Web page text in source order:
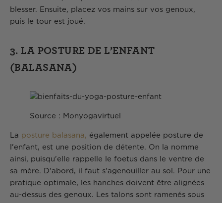
blesser. Ensuite, placez vos mains sur vos genoux,
puis le tour est joué.
3. LA POSTURE DE L’ENFANT
(BALASANA)
Source : Monyogavirtuel
La posture balasana, également appelée posture de
l'enfant, est une position de détente. On la nomme
ainsi, puisqu'elle rappelle le foetus dans le ventre de
sa mère. D'abord, il faut s'agenouiller au sol. Pour une
pratique optimale, les hanches doivent être alignées
au-dessus des genoux. Les talons sont ramenés sous